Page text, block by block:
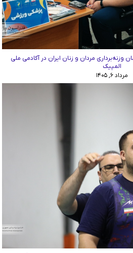
مردان و زنان ایران در آکادمی ملی
المپیک
مرداد ۶, ۱۴۰۵